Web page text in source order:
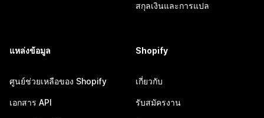
สกุลเงินและการแปล
แหล่งข้อมูล
ศูนย์ช่วยเหลือของ Shopify
เอกสาร API
Shopify
เกี่ยวกับ
รับสมัครงาน